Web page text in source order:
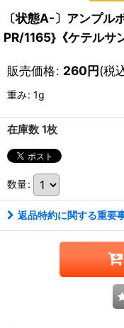
〔状態A-〕アンプル
PR/1165}《ケテルサ
販売価格: 260円(税
重み: 1g
在庫数 1枚
数量:
返品特約に関する重要